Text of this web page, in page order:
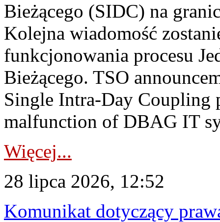
Bieżącego (SIDC) na
Kolejna wiadomość
funkcjonowania procesu
Bieżącego. TSO
Single Intra-Day Coupling
malfunction of DBAG IT
Więcej...
28 lipca 2026, 12:52
Komunikat dotyczący